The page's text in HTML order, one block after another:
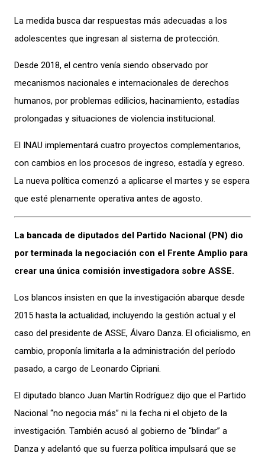
La medida busca dar respuestas más adecuadas a los
adolescentes que ingresan al sistema de protección.
Desde 2018, el centro venía siendo observado por
mecanismos nacionales e internacionales de derechos
humanos, por problemas edilicios, hacinamiento, estadías
prolongadas y situaciones de violencia institucional.
El INAU implementará cuatro proyectos complementarios,
con cambios en los procesos de ingreso, estadía y egreso.
La nueva política comenzó a aplicarse el martes y se espera
que esté plenamente operativa antes de agosto.
La bancada de diputados del Partido Nacional (PN) dio
por terminada la negociación con el Frente Amplio para
crear una única comisión investigadora sobre ASSE.
Los blancos insisten en que la investigación abarque desde
2015 hasta la actualidad, incluyendo la gestión actual y el
caso del presidente de ASSE, Álvaro Danza. El oficialismo, en
cambio, proponía limitarla a la administración del período
pasado, a cargo de Leonardo Cipriani.
El diputado blanco Juan Martín Rodríguez dijo que el Partido
Nacional “no negocia más” ni la fecha ni el objeto de la
investigación. También acusó al gobierno de “blindar” a
Danza y adelantó que su fuerza política impulsará que se